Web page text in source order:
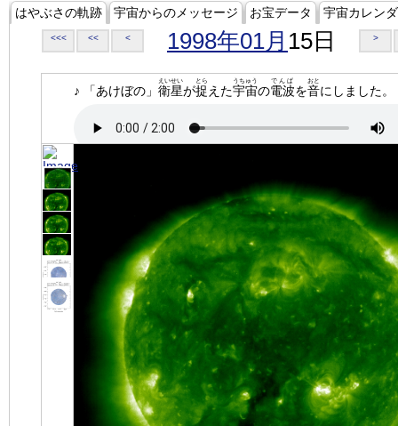
はやぶさの軌跡 宇宙からのメッセージ お宝データ 宇宙カレン
<<< << < 1998年01月 15日 >
♪ 「あけぼの」 衛星
えいせい
が捉
とら
えた宇宙
うちゅう
の電波
でんぱ
を音
おと
にしました。